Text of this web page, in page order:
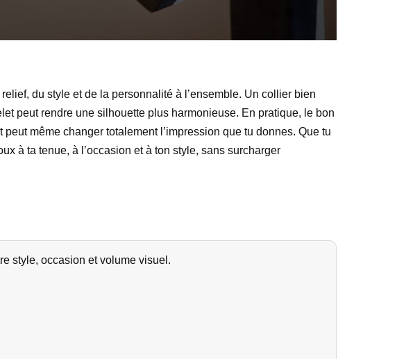
du style et de la personnalité à l’ensemble. Un collier bien
peut rendre une silhouette plus harmonieuse. En pratique, le bon
même changer totalement l’impression que tu donnes. Que tu
à ta tenue, à l’occasion et à ton style, sans surcharger
style, occasion et volume visuel.